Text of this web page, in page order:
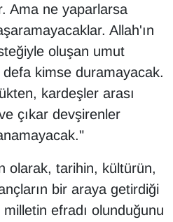
Ama ne yaparlarsa
Allah'ın
oluşan umut
defa kimse duramayacak.
kardeşler arası
çıkar devşirenler
olarak, tarihin, kültürün,
bir araya getirdiği
efradı olunduğunu